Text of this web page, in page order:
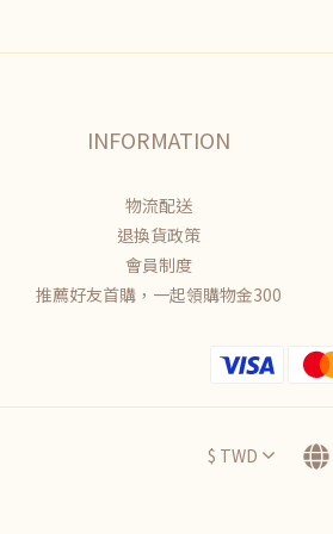
INFORMATION
物流配送
退換貨政策
會員制度
推薦好友首購，一起領購物金300
$ TWD